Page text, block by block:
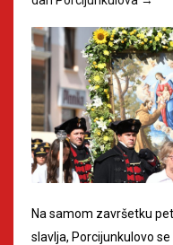
Na samom završetku
slavlja, Porcijunkulovo